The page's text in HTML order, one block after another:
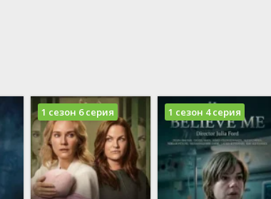
1 сезон 6 серия 1 сезон 4 серия